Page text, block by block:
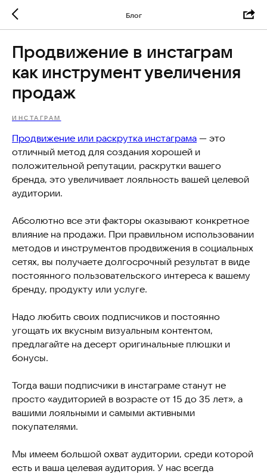
Блог
Продвижение в инстаграм
как инструмент увеличения
продаж
ИНСТАГРАМ
Продвижение или раскрутка инстаграма — это
отличный метод для создания хорошей и
положительной репутации, раскрутки вашего
бренда, это увеличивает лояльность вашей целевой
аудитории.
Абсолютно все эти факторы оказывают конкретное
влияние на продажи. При правильном использовании
методов и инструментов продвижения в социальных
сетях, вы получаете долгосрочный результат в виде
постоянного пользовательского интереса к вашему
бренду, продукту или услуге.
Надо любить своих подписчиков и постоянно
угощать их вкусным визуальным контентом,
предлагайте на десерт оригинальные плюшки и
бонусы.
Тогда ваши подписчики в инстаграме станут не
просто «аудиторией в возрасте от 15 до 35 лет», а
вашими лояльными и самыми активными
покупателями.
Мы имеем большой охват аудитории, среди которой
есть и ваша целевая аудитория. У нас всегда